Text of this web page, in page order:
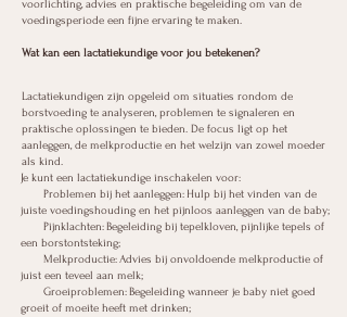
voorlichting, advies en praktische begeleiding om van de
voedingsperiode een fijne ervaring te maken.
Wat kan een lactatiekundige voor jou betekenen?
Lactatiekundigen zijn opgeleid om situaties rondom de
borstvoeding te analyseren, problemen te signaleren en
praktische oplossingen te bieden. De focus ligt op het
aanleggen, de melkproductie en het welzijn van zowel moeder
als kind.
Je kunt een lactatiekundige inschakelen voor:
Problemen bij het aanleggen: Hulp bij het vinden van de
juiste voedingshouding en het pijnloos aanleggen van de baby;
Pijnklachten: Begeleiding bij tepelkloven, pijnlijke tepels of
een borstontsteking;
Melkproductie: Advies bij onvoldoende melkproductie of
juist een teveel aan melk;
Groeiproblemen: Begeleiding wanneer je baby niet goed
groeit of moeite heeft met drinken;